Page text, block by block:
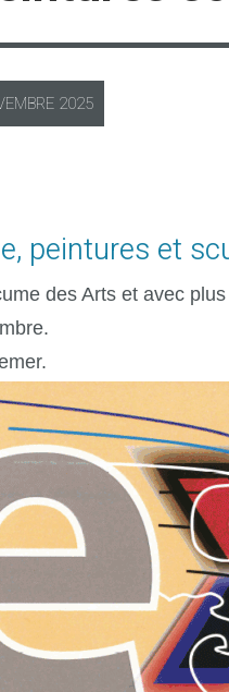
2025
peintures et
des Arts et avec